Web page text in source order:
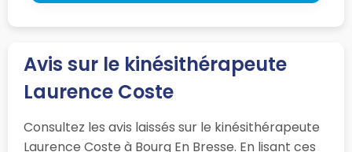
Avis sur le kinésithérapeute
Laurence Coste
Consultez les avis laissés sur le kinésithérapeute
Laurence Coste à Bourg En Bresse. En lisant ces